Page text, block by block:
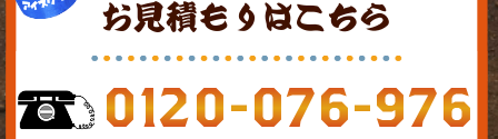
お見積もりはこちら
0120-076-976